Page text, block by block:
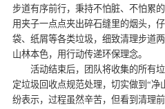
步道有序前行，秉持不怕脏、不怕累
用夹子一点点夹出碎石缝里的烟头，
袋、纸屑等各类垃圾，细致清理步道
山林本色，用行动传递环保理念。
活动结束后，团队将收集的所有
定垃圾回收点规范处理，切实做到“
纷表示，过程虽然辛苦，但看到清理